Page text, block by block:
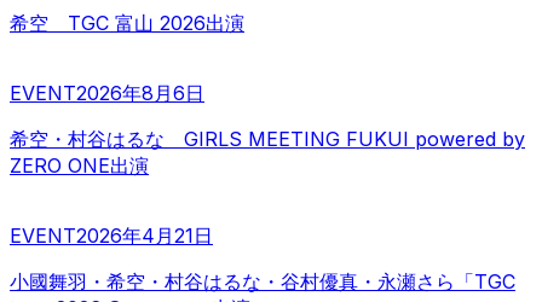
希空 TGC 富山 2026出演
EVENT2026年8月6日
希空・村谷はるな GIRLS MEETING FUKUI powered by
ZERO ONE出演
EVENT2026年4月21日
小國舞羽・希空・村谷はるな・谷村優真・永瀬さら「TGC